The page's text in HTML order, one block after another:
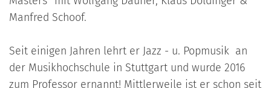
Manfred Schoof.
Seit einigen Jahren lehrt er Jazz - u. Popmusik an
der Musikhochschule in Stuttgart und wurde 2016
zum Professor ernannt! Mittlerweile ist er schon seit